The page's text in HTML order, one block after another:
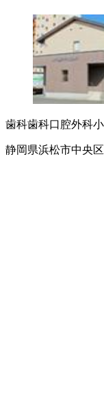
歯科歯科口腔外科
静岡県浜松市中央